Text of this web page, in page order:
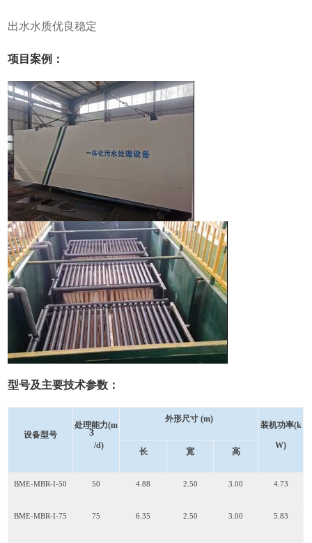
出水水质优良稳定
项目案例：
型号及主要技术参数：
设备型号
处理能力(m
³
/d)
外形尺寸 (m)
装机功率(k
W)
长 宽 高
BME-MBR-I-50 50 4.88 2.50 3.00 4.73
BME-MBR-I-75 75 6.35 2.50 3.00 5.83